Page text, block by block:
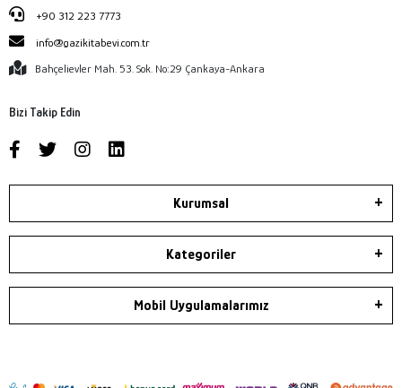
+90 312 223 7773
info@gazikitabevi.com.tr
Bahçelievler Mah. 53. Sok. No:29 Çankaya-Ankara
Bizi Takip Edin
Kurumsal
Kategoriler
Mobil Uygulamalarımız